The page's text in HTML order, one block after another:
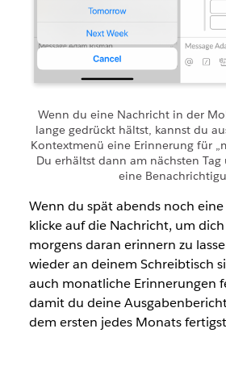
Wenn du eine Nachricht in der
lange gedrückt hältst, kannst du
Kontextmenü eine Erinnerung für
Du erhältst dann am nächsten
eine
Wenn du spät abends noch
klicke auf die Nachricht, um
morgens daran erinnern zu
wieder an deinem Schreibtisch
auch monatliche Erinnerungen
damit du deine
dem ersten jedes Monats